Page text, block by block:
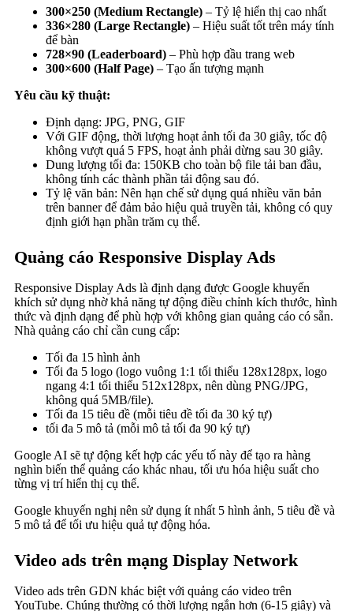
300×250 (Medium Rectangle) – Tỷ lệ hiển thị cao nhất
336×280 (Large Rectangle) – Hiệu suất tốt trên máy tính
để bàn
728×90 (Leaderboard) – Phù hợp đầu trang web
300×600 (Half Page) – Tạo ấn tượng mạnh
Yêu cầu kỹ thuật:
Định dạng: JPG, PNG, GIF
Với GIF động, thời lượng hoạt ảnh tối đa 30 giây, tốc độ
không vượt quá 5 FPS, hoạt ảnh phải dừng sau 30 giây.
Dung lượng tối đa: 150KB cho toàn bộ file tải ban đầu,
không tính các thành phần tải động sau đó.
Tỷ lệ văn bản: Nên hạn chế sử dụng quá nhiều văn bản
trên banner để đảm bảo hiệu quả truyền tải, không có quy
định giới hạn phần trăm cụ thể.
Quảng cáo Responsive Display Ads
Responsive Display Ads là định dạng được Google khuyến
khích sử dụng nhờ khả năng tự động điều chỉnh kích thước, hình
thức và định dạng để phù hợp với không gian quảng cáo có sẵn.
Nhà quảng cáo chỉ cần cung cấp:
Tối đa 15 hình ảnh
Tối đa 5 logo (logo vuông 1:1 tối thiểu 128x128px, logo
ngang 4:1 tối thiểu 512x128px, nên dùng PNG/JPG,
không quá 5MB/file).
Tối đa 15 tiêu đề (mỗi tiêu đề tối đa 30 ký tự)
tối đa 5 mô tả (mỗi mô tả tối đa 90 ký tự)
Google AI sẽ tự động kết hợp các yếu tố này để tạo ra hàng
nghìn biến thể quảng cáo khác nhau, tối ưu hóa hiệu suất cho
từng vị trí hiển thị cụ thể.
Google khuyến nghị nên sử dụng ít nhất 5 hình ảnh, 5 tiêu đề và
5 mô tả để tối ưu hiệu quả tự động hóa.
Video ads trên mạng Display Network
Video ads trên GDN khác biệt với quảng cáo video trên
YouTube. Chúng thường có thời lượng ngắn hơn (6-15 giây) và